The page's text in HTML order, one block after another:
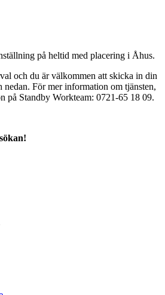
på heltid med placering i Åhus.
och du är välkommen att skicka in din
nedan. För mer information om tjänsten,
på Standby Workteam: 0721-65 18 09.